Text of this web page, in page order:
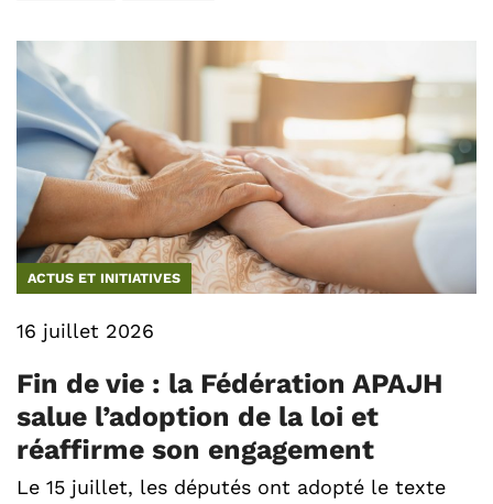
ACTUS ET INITIATIVES
16 juillet 2026
Fin de vie : la Fédération APAJH
salue l’adoption de la loi et
réaffirme son engagement
Le 15 juillet, les députés ont adopté le texte